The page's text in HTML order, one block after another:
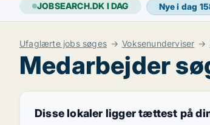
JOBSEARCH.DK I DAG Nye i dag
Ufaglærte jobs søges Voksenunderviser
Medarbejder
Disse lokaler ligger tættest på